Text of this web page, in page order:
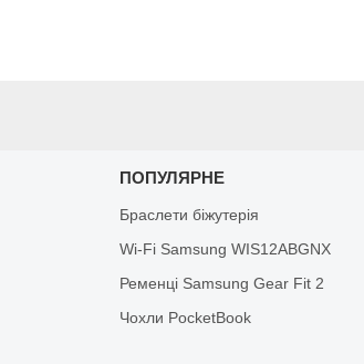
ПОПУЛЯРНЕ
Браслети біжутерія
Wi-Fi Samsung WIS12ABGNX
Ременці Samsung Gear Fit 2
Чохли PocketBook